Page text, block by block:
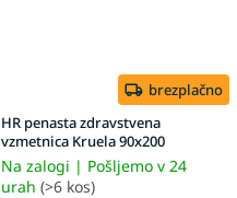
brezplačno
HR penasta zdravstvena
vzmetnica Kruela 90x200
Na zalogi | Pošljemo v 24
urah (>6 kos)